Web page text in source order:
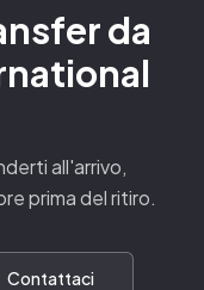
da
all'arrivo,
prima del ritiro.
Contattaci